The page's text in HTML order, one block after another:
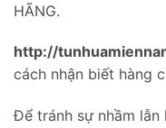
HÃNG.
http://
cách nhận biết hàng
Để tránh sự nhầm lẫn